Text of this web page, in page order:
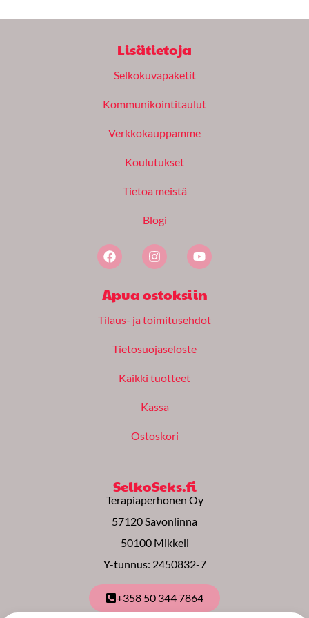
Lisätietoja
Selkokuvapaketit
Kommunikointitaulut
Verkkokauppamme
Koulutukset
Tietoa meistä
Blogi
F
a
c
e
b
o
I
n
s
a
r
m
Y
o
u
u
e
Apua ostoksiin
Tilaus- ja toimitusehdot
Tietosuojaseloste
Kaikki tuotteet
Kassa
Ostoskori
SelkoSeks.fi
Terapiaperhonen Oy
57120 Savonlinna
50100 Mikkeli
Y-tunnus: 2450832-7
+358 50 344 7864